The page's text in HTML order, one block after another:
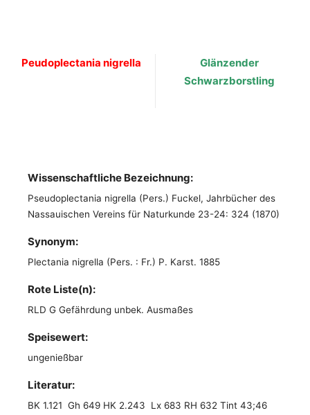
Peudoplectania nigrella
Glänzender
Schwarzborstling
Wissenschaftliche Bezeichnung:
Pseudoplectania nigrella (Pers.) Fuckel, Jahrbücher des
Nassauischen Vereins für Naturkunde 23-24: 324 (1870)
Synonym:
Plectania nigrella (Pers. : Fr.) P. Karst. 1885
Rote Liste(n):
RLD G Gefährdung unbek. Ausmaßes
Speisewert:
ungenießbar
Literatur:
BK 1.121 Gh 649 HK 2.243 Lx 683 RH 632 Tint 43;46